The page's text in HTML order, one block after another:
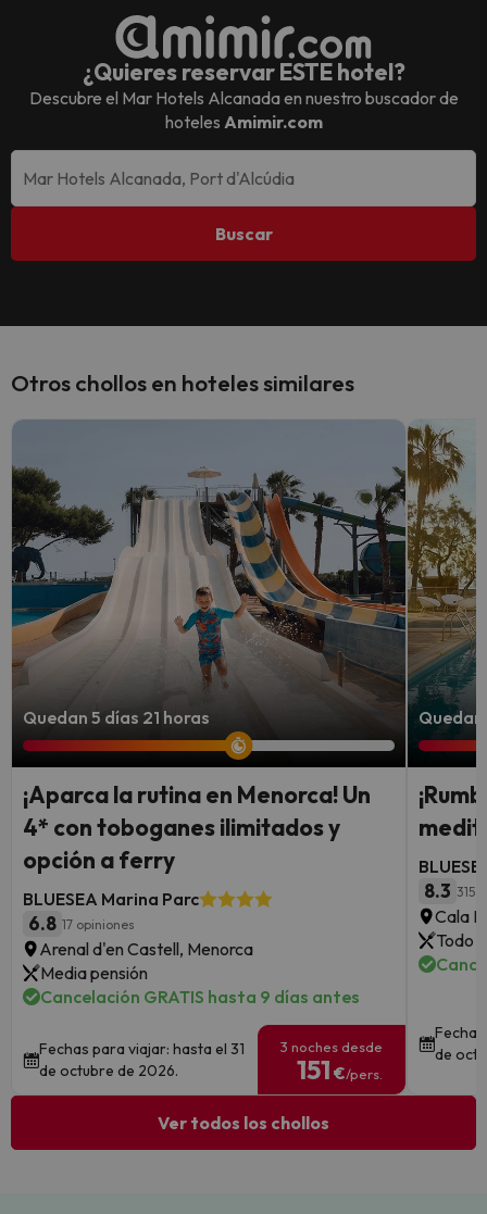
¿Quieres reservar ESTE hotel?
Descubre el Mar Hotels Alcanadaen nuestro buscador de
hoteles Amimir.com
Buscar
Otros chollos en hoteles similares
Quedan 5 días 21 horas
¡Aparca la rutina en Menorca! Un
4* con toboganes ilimitados y
opción a ferry
BLUESEA Marina Parc
6.8 17 opiniones
Arenal d'en Castell, Menorca
Media pensión
Cancelación GRATIS hasta 9 días antes
Fechas para viajar: hasta el 31
de octubre de 2026.
3 noches desde
151 €/pers.
8.3 315
Cala
Todo
de
Ver todos los chollos